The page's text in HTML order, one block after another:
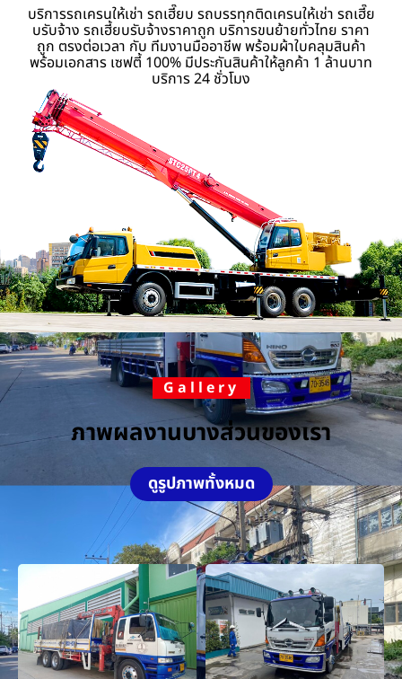
บริการรถเครนให้เช่า รถเฮี๊ยบ รถบรรทุกติดเครนให้เช่า รถเฮี๊ย
บรับจ้าง รถเฮี้ยบรับจ้างราคาถูก บริการขนย้ายทั่วไทย ราคา
ถูก ตรงต่อเวลา กับ ทีมงานมืออาชีพ พร้อมผ้าใบคลุมสินค้า
พร้อมเอกสาร เซฟตี้ 100% มีประกันสินค้าให้ลูกค้า 1 ล้านบาท
บริการ 24 ชั่วโมง
Gallery
ภาพผลงานบางส่วนของเรา
ดูรูปภาพทั้งหมด